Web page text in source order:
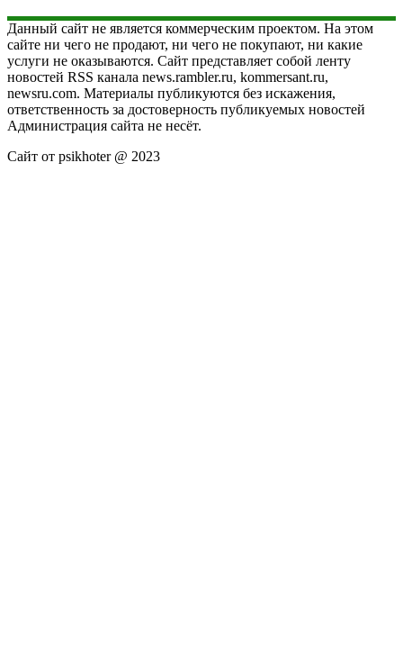
Данный сайт не является коммерческим проектом. На этом
сайте ни чего не продают, ни чего не покупают, ни какие
услуги не оказываются. Сайт представляет собой ленту
новостей RSS канала news.rambler.ru, kommersant.ru,
newsru.com. Материалы публикуются без искажения,
ответственность за достоверность публикуемых новостей
Администрация сайта не несёт.
Сайт от psikhoter @ 2023